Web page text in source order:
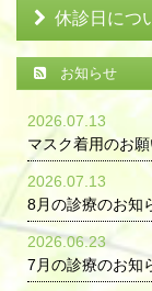
休診日につ
お知らせ
2026.07.13
マスク着用のお
2026.07.13
8月の診療のお知
2026.06.23
7月の診療のお知